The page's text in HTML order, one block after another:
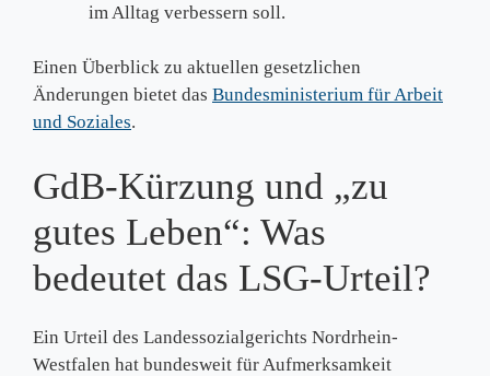
im Alltag verbessern soll.
Einen Überblick zu aktuellen gesetzlichen
Änderungen bietet das Bundesministerium für Arbeit
und Soziales.
GdB-Kürzung und „zu
gutes Leben“: Was
bedeutet das LSG-Urteil?
Ein Urteil des Landessozialgerichts Nordrhein-
Westfalen hat bundesweit für Aufmerksamkeit